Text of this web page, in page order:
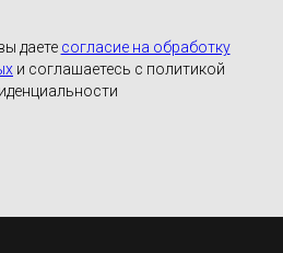
даете согласие на обработку
и соглашаетесь c политикой